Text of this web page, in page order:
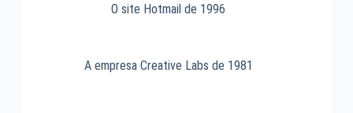
O site Hotmail de 1996
A empresa Creative Labs de 1981